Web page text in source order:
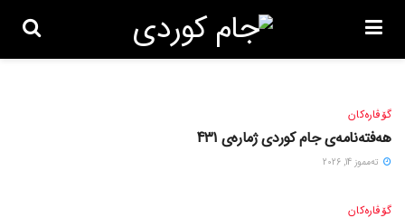
هەفتەنامەی جام کوردی ژمارەی 432
گۆڤاره‌کان
هەفتەنامەی جام کوردی ژمارەی 431
ته‌مموز 14, 2026
گۆڤاره‌کان